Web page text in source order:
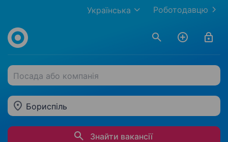
Роботодавцю
Українська
Посада або компанія
Бориспіль
Знайти вакансії